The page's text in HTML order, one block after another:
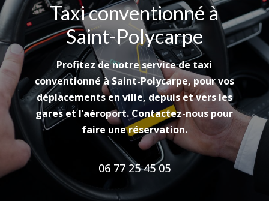
Taxi conventionné à
Saint-Polycarpe
Profitez de notre service de taxi
conventionné à Saint-Polycarpe, pour vos
déplacements en ville, depuis et vers les
gares et l’aéroport. Contactez-nous pour
faire une réservation.
06 77 25 45 05